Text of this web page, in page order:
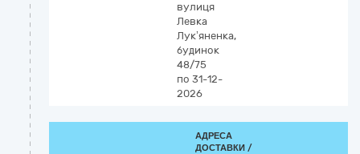
вулиця
Левка
Лук’яненка,
будинок
48/75
по 31-12-
2026
АДРЕСА
ДОСТАВКИ /